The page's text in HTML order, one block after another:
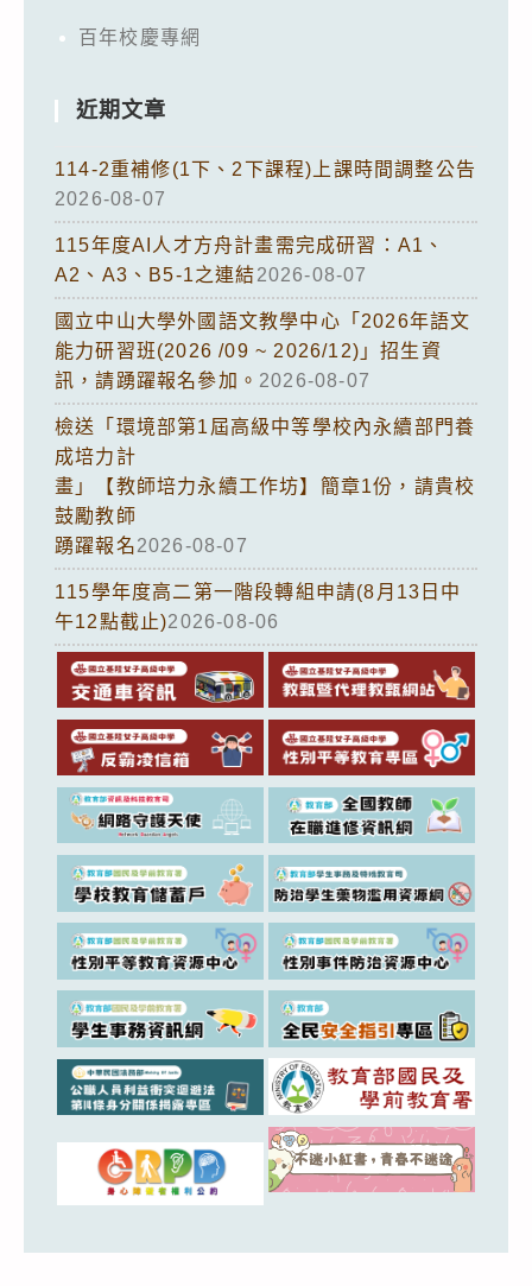
百年校慶專網
近期文章
114-2重補修(1下、2下課程)上課時間調整公告
2026-08-07
115年度AI人才方舟計畫需完成研習：A1、
A2、A3、B5-1之連結2026-08-07
國立中山大學外國語文教學中心「2026年語文
能力研習班(2026 /09 ~ 2026/12)」招生資
訊，請踴躍報名參加。 2026-08-07
檢送「環境部第1屆高級中等學校內永續部門養
成培力計
畫」【教師培力永續工作坊】簡章1份，請貴校
鼓勵教師
踴躍報名2026-08-07
115學年度高二第一階段轉組申請(8月13日中
午12點截止)2026-08-06